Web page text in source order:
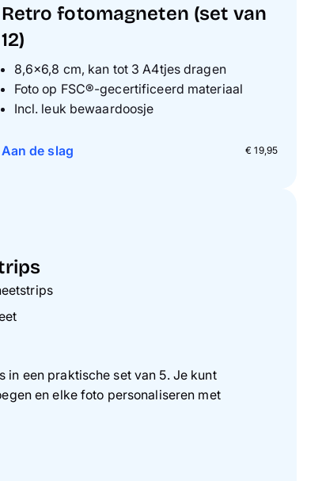
Retro fotomagneten (set van
12)
8,6×6,8 cm, kan tot 3 A4tjes dragen
Foto op FSC®-gecertificeerd materiaal
Incl. leuk bewaardoosje
€ 19,95
Aan de slag
een praktische set van 5. Je kunt
en elke foto personaliseren met